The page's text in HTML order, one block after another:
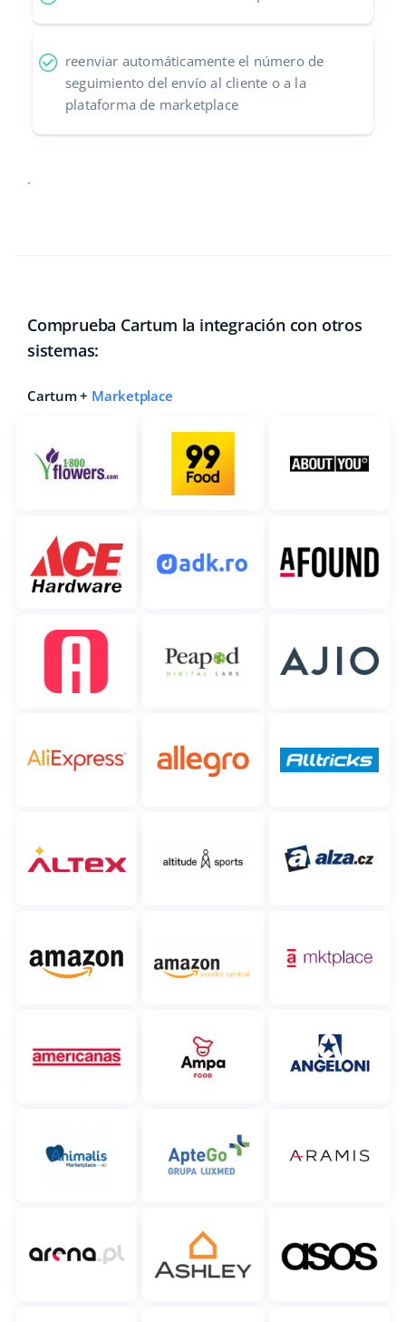
reenviar automáticamente el número de
seguimiento del envío al cliente o a la
plataforma de marketplace
.
Comprueba Cartum la integración con otros
sistemas:
Cartum + Marketplace